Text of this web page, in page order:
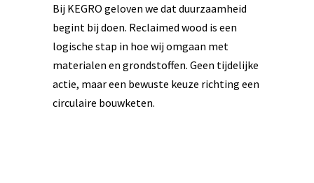
Bij KEGRO geloven we dat duurzaamheid
begint bij doen. Reclaimed wood is een
logische stap in hoe wij omgaan met
materialen en grondstoffen. Geen tijdelijke
actie, maar een bewuste keuze richting een
circulaire bouwketen.